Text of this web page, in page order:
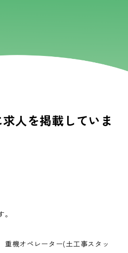
人を掲載していま
重機オペレーター(土工事スタッ